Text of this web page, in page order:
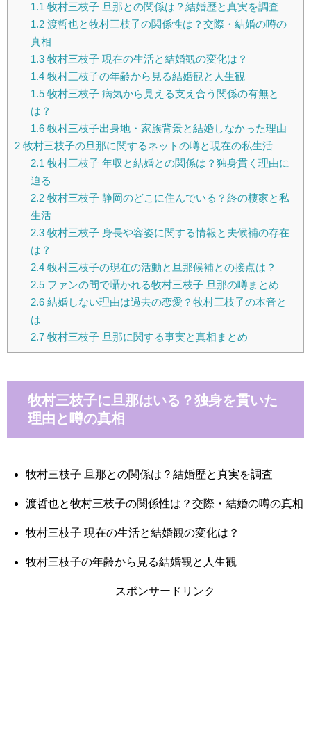
1.1 牧村三枝子 旦那との関係は？結婚歴と真実を調査
1.2渡哲也と牧村三枝子の関係性は？交際・結婚の噂の
真相
1.3牧村三枝子 現在の生活と結婚観の変化は？
1.4牧村三枝子の年齢から見る結婚観と人生観
1.5牧村三枝子 病気から見える支え合う関係の有無と
は？
1.6牧村三枝子出身地・家族背景と結婚しなかった理由
2 牧村三枝子の旦那に関するネットの噂と現在の私生活
2.1 牧村三枝子 年収と結婚との関係は？独身貫く理由に
迫る
2.2牧村三枝子 静岡のどこに住んでいる？終の棲家と私
生活
2.3牧村三枝子 身長や容姿に関する情報と夫候補の存在
は？
2.4牧村三枝子の現在の活動と旦那候補との接点は？
2.5ファンの間で囁かれる牧村三枝子 旦那の噂まとめ
2.6結婚しない理由は過去の恋愛？牧村三枝子の本音と
は
2.7牧村三枝子 旦那に関する事実と真相まとめ
牧村三枝子に旦那はいる？独身を貫いた
理由と噂の真相
牧村三枝子 旦那との関係は？結婚歴と真実を調査
渡哲也と牧村三枝子の関係性は？交際・結婚の噂の真相
牧村三枝子 現在の生活と結婚観の変化は？
牧村三枝子の年齢から見る結婚観と人生観
スポンサードリンク